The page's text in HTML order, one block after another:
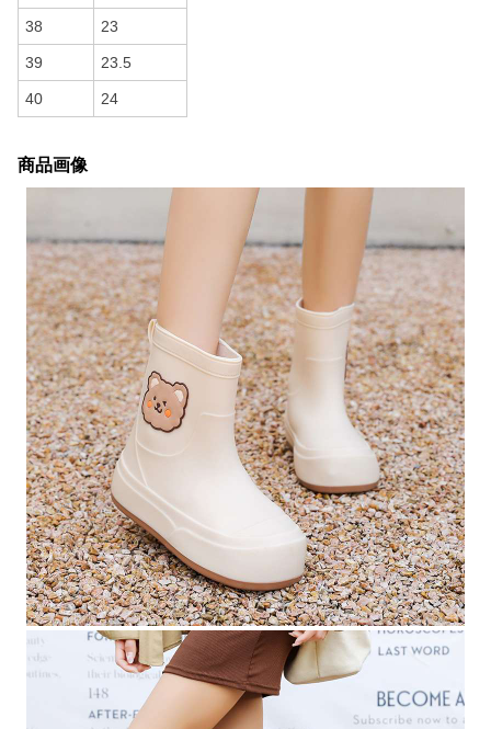
38 23
39 23.5
40 24
商品画像